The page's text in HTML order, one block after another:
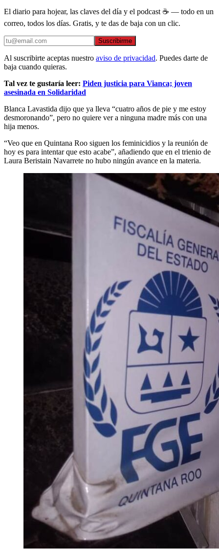
El diario para hojear, las claves del día y el podcast ☕ — todo en un
correo, todos los días. Gratis, y te das de baja con un clic.
Suscribirme
Al suscribirte aceptas nuestro aviso de privacidad. Puedes darte de
baja cuando quieras.
Tal vez te gustaría leer: Piden justicia para Vianca; joven
asesinada en Solidaridad
Blanca Lavastida dijo que ya lleva “cuatro años de pie y me estoy
desmoronando”, pero no quiere ver a ninguna madre más con una
hija menos.
“Veo que en Quintana Roo siguen los feminicidios y la reunión de
hoy es para intentar que esto acabe”, añadiendo que en el trienio de
Laura Beristain Navarrete no hubo ningún avance en la materia.